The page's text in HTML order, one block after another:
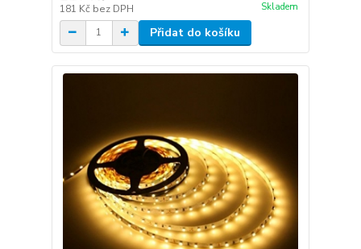
181 Kč bez DPH Skladem
Přidat do košíku